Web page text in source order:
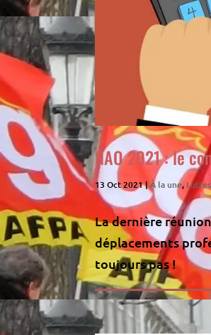
NAO 2021 : le
13 Oct 2021|À la une,
La dernière
déplacements
toujours pas !